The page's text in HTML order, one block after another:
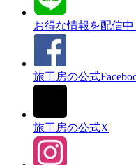
お得な情報を配信中
旅工房の公式
旅工房の公式X